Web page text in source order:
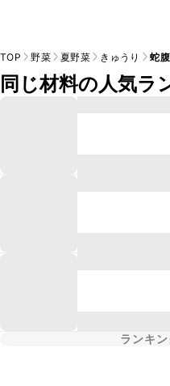
TOP 野菜 夏野菜 きゅうり 蛇
同じ材料の人気ラ
ランキ